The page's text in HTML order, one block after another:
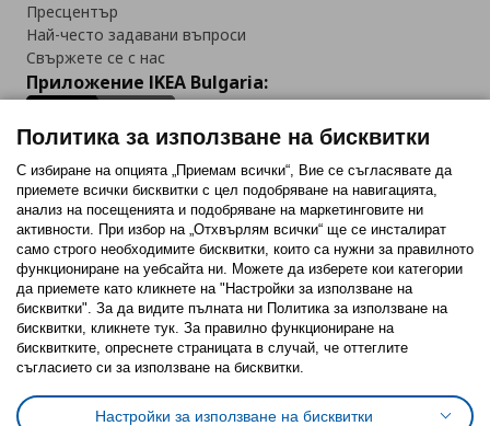
Пресцентър
Най-често задавани въпроси
Свържете се с нас
Приложение IKEA Bulgaria:
Последвайте ни:
FacebookTwitterYoutubePinterestInstagram
Политика за използване на бисквитки (Cookies)
Избор на настройки за използване на бисквитки
Условия за ползване на ikea.bgОбща политика за личните данни
Политика за използване на бисквитки
С избиране на опцията „Приемам всички“, Вие се съгласявате да
приемете всички бисквитки с цел подобряване на навигацията,
анализ на посещенията и подобряване на маркетинговите ни
активности. При избор на „Отхвърлям всички“ ще се инсталират
само строго необходимитe бисквитки, които са нужни за правилното
функциониране на уебсайта ни. Можете да изберете кои категории
да приемете като кликнете на "Настройки за използване на
бисквитки". За да видите пълната ни Политика за използване на
бисквитки, кликнете тук. За правилно функциониране на
бисквитките, опреснете страницата в случай, че оттеглите
съгласието си за използване на бисквитки.
Настройки за използване на бисквитки